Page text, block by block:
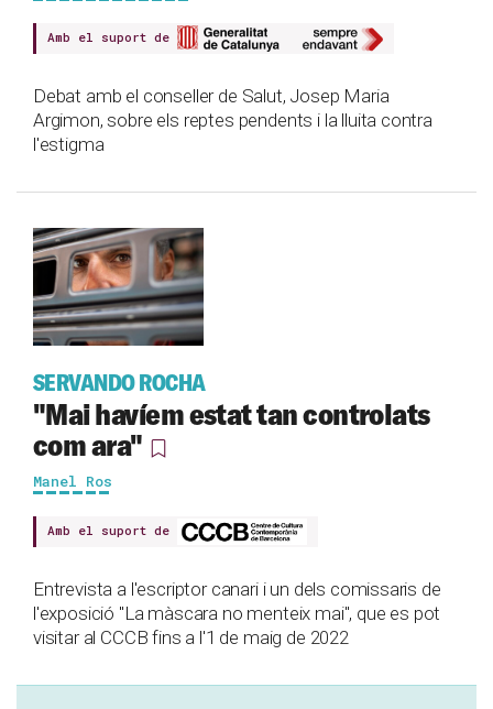
Amb el suport de
Debat amb el conseller de Salut, Josep Maria
Argimon, sobre els reptes pendents i la lluita contra
l'estigma
SERVANDO ROCHA
"Mai havíem estat tan controlats
com ara"
Manel Ros
Amb el suport de
Entrevista a l'escriptor canari i un dels comissaris de
l'exposició "La màscara no menteix mai", que es pot
visitar al CCCB fins a l'1 de maig de 2022